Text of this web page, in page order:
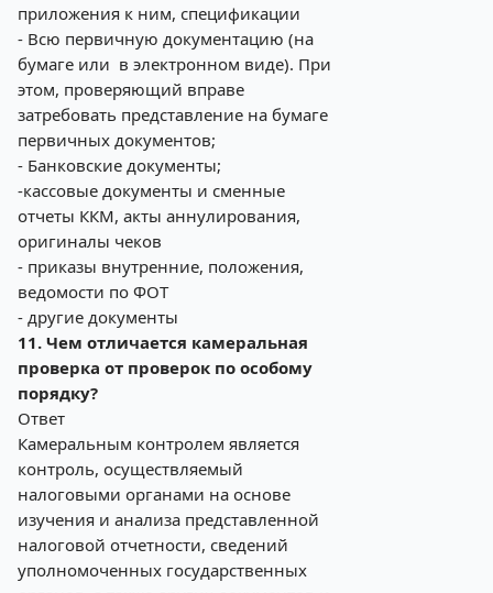
приложения к ним, спецификации
- Всю первичную документацию (на
бумаге или в электронном виде). При
этом, проверяющий вправе
затребовать представление на бумаге
первичных документов;
- Банковские документы;
-кассовые документы и сменные
отчеты ККМ, акты аннулирования,
оригиналы чеков
- приказы внутренние, положения,
ведомости по ФОТ
- другие документы
11. Чем отличается камеральная
проверка от проверок по особому
порядку?
Ответ
Камеральным контролем является
контроль, осуществляемый
налоговыми органами на основе
изучения и анализа представленной
налоговой отчетности, сведений
уполномоченных государственных